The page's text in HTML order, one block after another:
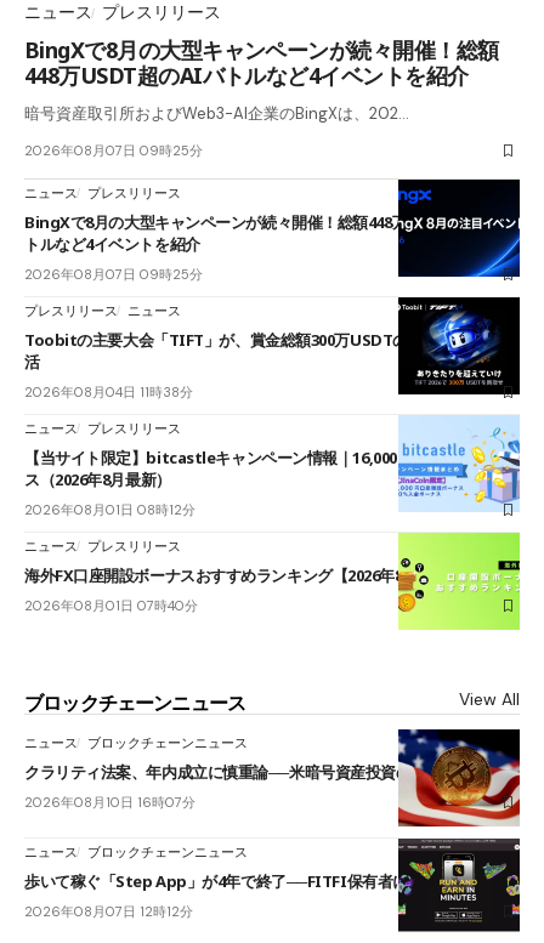
ニュース プレスリリース
BingXで8月の大型キャンペーンが続々開催！総額
448万USDT超のAIバトルなど4イベントを紹介
暗号資産取引所およびWeb3-AI企業のBingXは、202…
2026年08月07日 09時25分
ニュース プレスリリース
BingXで8月の大型キャンペーンが続々開催！総額448万USDT超のAIバ
トルなど4イベントを紹介
2026年08月07日 09時25分
プレスリリース ニュース
Toobitの主要大会「TIFT」が、賞金総額300万USDTのレースとして復
活
2026年08月04日 11時38分
ニュース プレスリリース
【当サイト限定】bitcastleキャンペーン情報｜16,000円口座開設ボーナ
ス（2026年8月最新）
2026年08月01日 08時12分
ニュース プレスリリース
海外FX口座開設ボーナスおすすめランキング【2026年8月最新】
2026年08月01日 07時40分
ブロックチェーンニュース View All
ニュース ブロックチェーンニュース
クラリティ法案、年内成立に慎重論──米暗号資産投資の海外流出懸念も
2026年08月10日 16時07分
ニュース ブロックチェーンニュース
歩いて稼ぐ「Step App」が4年で終了──FITFI保有者に対応呼びかけ
2026年08月07日 12時12分